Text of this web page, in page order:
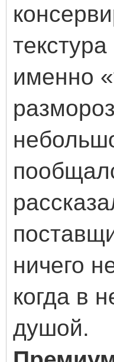
именно
ничего
когда в
душой.